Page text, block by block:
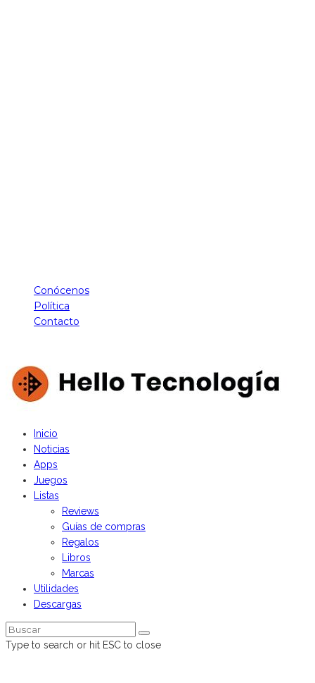
Conócenos
Política
Contacto
Inicio
Noticias
Apps
Juegos
Listas
Reviews
Guías de compras
Regalos
Libros
Marcas
Utilidades
Descargas
Type to search or hit ESC to close